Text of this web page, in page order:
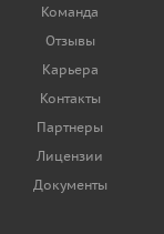
Команда
Отзывы
Карьера
Контакты
Партнеры
Лицензии
Документы